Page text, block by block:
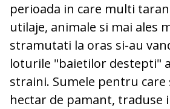
perioada in care multi
utilaje, animale si mai ales
stramutati la oras si-au
loturile "baietilor destepti"
straini. Sumele pentru care
hectar de pamant, traduse